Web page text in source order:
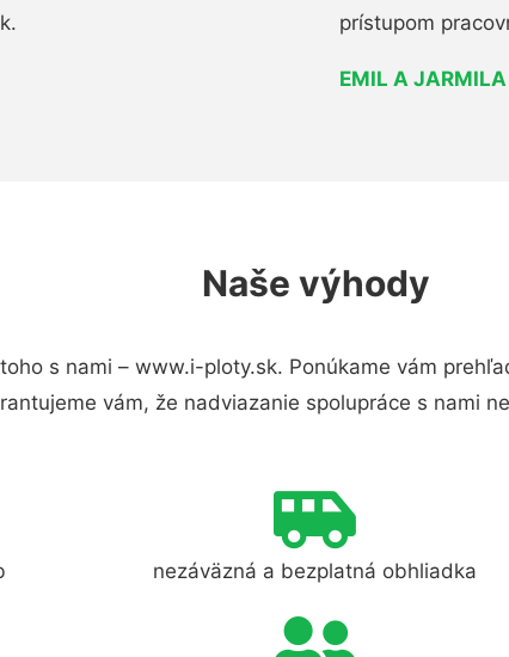
prístupom
EMIL A JARMILA
Naše výhody
s nami – www.i-ploty.sk. Ponúkame vám
vám, že nadviazanie spolupráce s nami
nezáväzná a bezplatná obhliadka